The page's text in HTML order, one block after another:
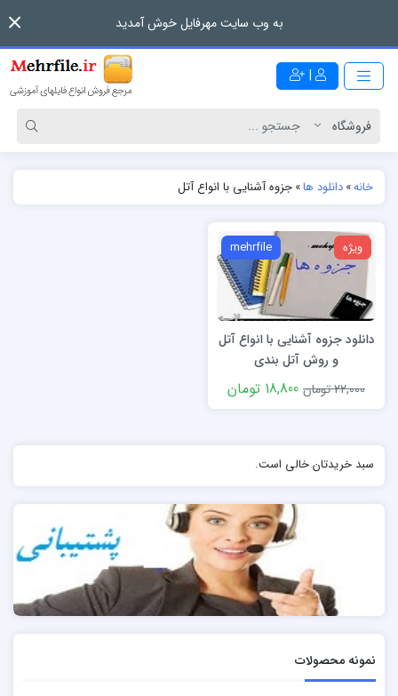
به وب سایت مهرفایل خوش آمدید
|
خانه»دانلود ها»جزوه آشنایی با انواع آتل
ویژه mehrfile
دانلود جزوه آشنایی با انواع آتل
و روش آتل بندی
22,000 تومان
18,800 تومان
سبد خریدتان خالی است.
نمونه محصولات